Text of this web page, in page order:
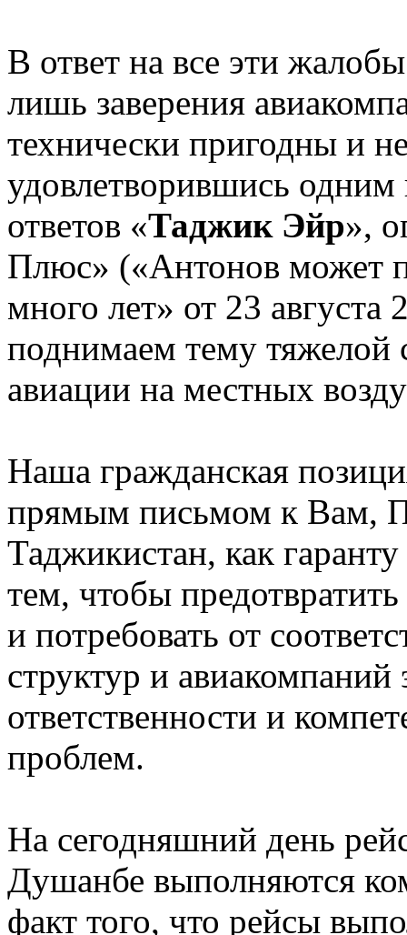
В ответ на все эти
лишь заверения
технически пригодны и
удовлетворившись
ответов «Таджик Эйр»,
Плюс» («Антонов может
много лет» от 23
поднимаем тему тяжелой
авиации на местных
Наша гражданская
прямым письмом к Вам,
Таджикистан, как
тем, чтобы
и потребовать от
структур и
ответственности и
проблем.
На сегодняшний день
Душанбе выполняются
факт того, что рейсы